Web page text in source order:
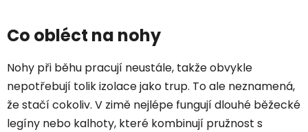
Co obléct na nohy
Nohy při běhu pracují neustále, takže obvykle
nepotřebují tolik izolace jako trup. To ale neznamená,
že stačí cokoliv. V zimě nejlépe fungují dlouhé běžecké
legíny nebo kalhoty, které kombinují pružnost s